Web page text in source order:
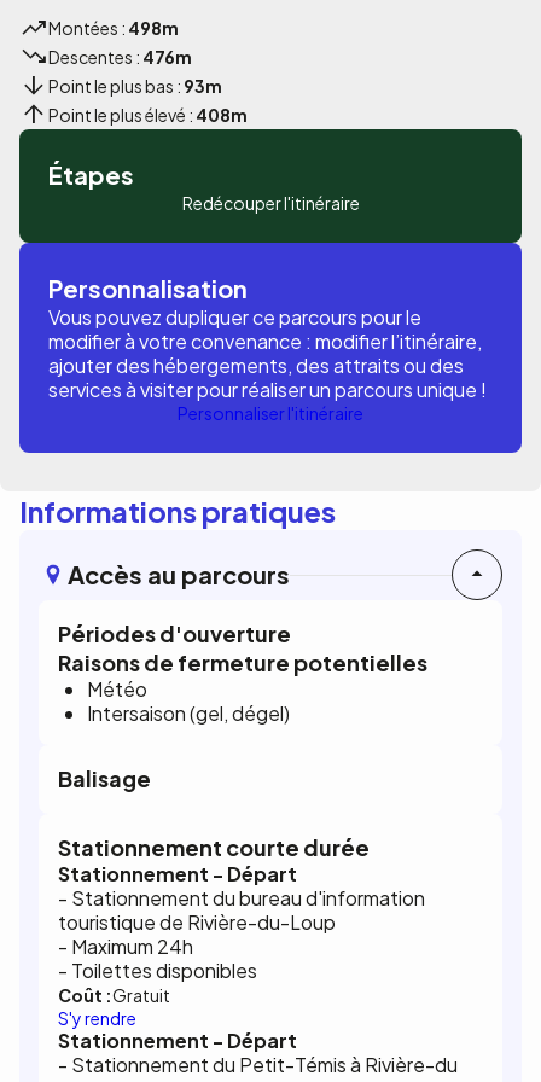
Montées : 498m
Descentes : 476m
Point le plus bas : 93m
Point le plus élevé : 408m
Étapes
Redécouper l'itinéraire
Personnalisation
Vous pouvez dupliquer ce parcours pour le
modifier à votre convenance : modifier l’itinéraire,
ajouter des hébergements, des attraits ou des
services à visiter pour réaliser un parcours unique !
Personnaliser l'itinéraire
Informations pratiques
Accès au parcours
Périodes d'ouverture
Raisons de fermeture potentielles
Météo
Intersaison (gel, dégel)
Balisage
Stationnement courte durée
Stationnement - Départ
- Stationnement du bureau d'information
touristique de Rivière-du-Loup
- Maximum 24h
- Toilettes disponibles
Coût :Gratuit
S'y rendre
Stationnement - Départ
- Stationnement du Petit-Témis à Rivière-du